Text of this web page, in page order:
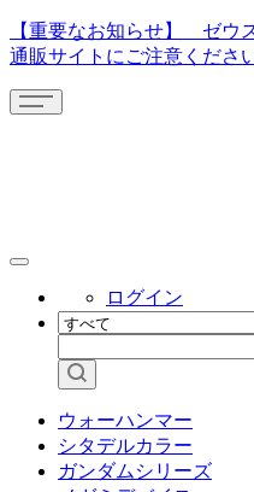
【重要なお知らせ】 ゼウ
通販サイトにご注意ください
ログイン
ウォーハンマー
シタデルカラー
ガンダムシリーズ